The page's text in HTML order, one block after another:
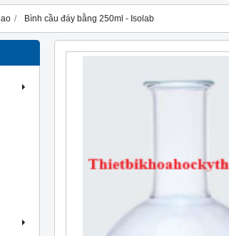
Bình cầu đáy bằng 250ml - Isolab